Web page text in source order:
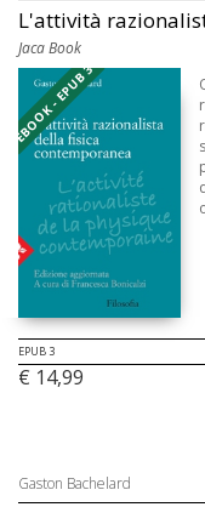
L'attività
Jaca Book
EBOOK - EPUB 3
EPUB 3
€ 14,99
Gaston Bachelard